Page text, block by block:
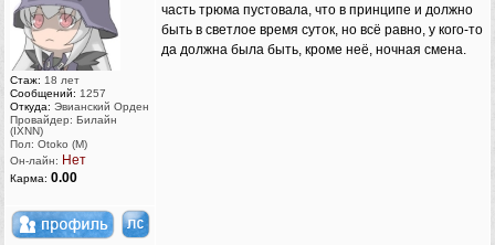
Стаж: 18 лет
Сообщений: 1257
Откуда: Эвианский Орден
Провайдер: Билайн
(IXNN)
Пол: Otoko (M)
Он-лайн: Нет
Карма: 0.00
часть трюма пустовала, что в принципе и должно
быть в светлое время суток, но всё равно, у кого-то
да должна была быть, кроме неё, ночная смена.